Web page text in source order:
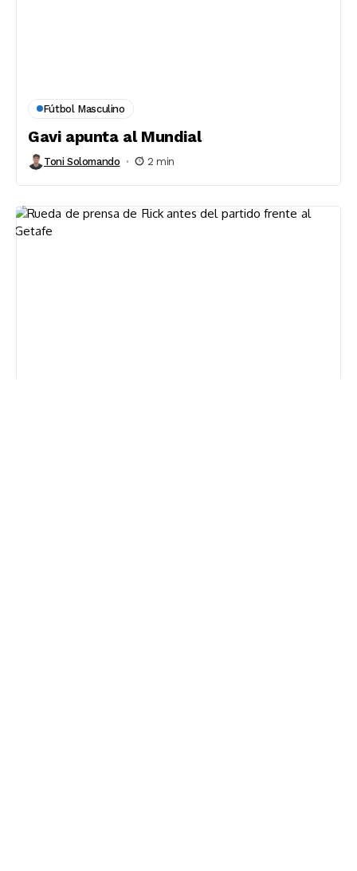
Fútbol Masculino
Gavi apunta al Mundial
Toni Solomando 2 min